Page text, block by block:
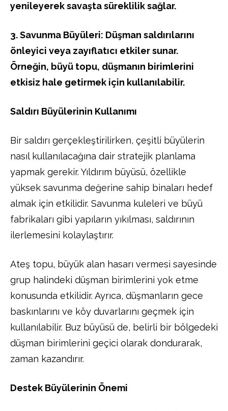
yenileyerek savaşta süreklilik sağlar.
3. Savunma Büyüleri: Düşman saldırılarını
önleyici veya zayıflatıcı etkiler sunar.
Örneğin, büyü topu, düşmanın birimlerini
etkisiz hale getirmek için kullanılabilir.
Saldırı Büyülerinin Kullanımı
Bir saldırı gerçekleştirilirken, çeşitli büyülerin
nasıl kullanılacağına dair stratejik planlama
yapmak gerekir. Yıldırım büyüsü, özellikle
yüksek savunma değerine sahip binaları hedef
almak için etkilidir. Savunma kuleleri ve büyü
fabrikaları gibi yapıların yıkılması, saldırının
ilerlemesini kolaylaştırır.
Ateş topu, büyük alan hasarı vermesi sayesinde
grup halindeki düşman birimlerini yok etme
konusunda etkilidir. Ayrıca, düşmanların gece
baskınlarını ve köy duvarlarını geçmek için
kullanılabilir. Buz büyüsü de, belirli bir bölgedeki
düşman birimlerini geçici olarak dondurarak,
zaman kazandırır.
Destek Büyülerinin Önemi